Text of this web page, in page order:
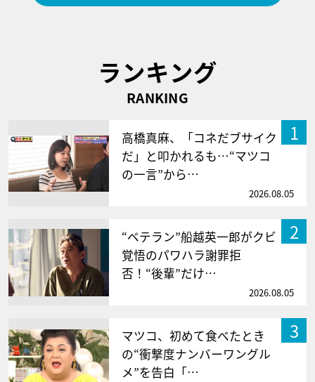
ランキング
RANKING
1
高橋真麻、「コネだブサイク
だ」と叩かれるも…“マツコ
の一言”から…
2026.08.05
2
“ベテラン”船越英一郎がクビ
覚悟のパワハラ謝罪拒
否！“後輩”だけ…
2026.08.05
3
マツコ、初めて食べたとき
の“衝撃度ナンバーワングル
メ”を告白「…